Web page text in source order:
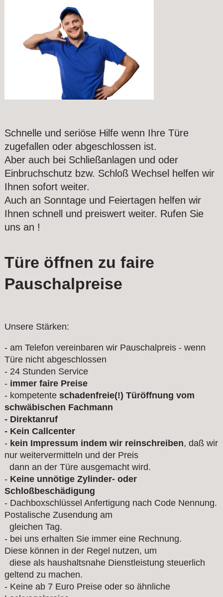
Schnelle und seriöse Hilfe wenn Ihre Türe
zugefallen oder abgeschlossen ist.
Aber auch bei Schließanlagen und oder
Einbruchschutz bzw. Schloß Wechsel helfen wir
Ihnen sofort weiter.
Auch an Sonntage und Feiertagen helfen wir
Ihnen schnell und preiswert weiter. Rufen Sie
uns an !
Türe öffnen zu faire
Pauschalpreise
Unsere Stärken:
- am Telefon vereinbaren wir Pauschalpreis - wenn
Türe nicht abgeschlossen
- 24 Stunden Service
- immer faire Preise
- kompetente schadenfreie(!) Türöffnung vom
schwäbischen Fachmann
- Direktanruf
- Kein Callcenter
- kein Impressum indem wir reinschreiben, daß wir
nur weitervermitteln und der Preis
dann an der Türe ausgemacht wird.
- Keine unnötige Zylinder- oder
Schloßbeschädigung
- Dachboxschlüssel Anfertigung nach Code Nennung.
Postalische Zusendung am
gleichen Tag.
- bei uns erhalten Sie immer eine Rechnung.
Diese können in der Regel nutzen, um
diese als haushaltsnahe Dienstleistung steuerlich
geltend zu machen.
- Keine ab 7 Euro Preise oder so ähnliche